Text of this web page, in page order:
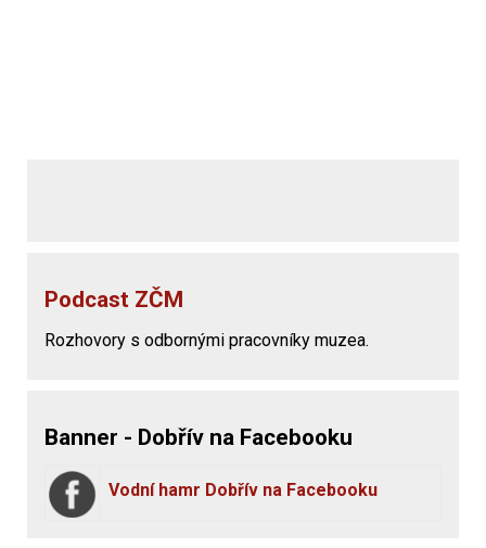
Podcast ZČM
Rozhovory s odbornými pracovníky muzea.
Banner - Dobřív na Facebooku
Vodní hamr Dobřív na Facebooku